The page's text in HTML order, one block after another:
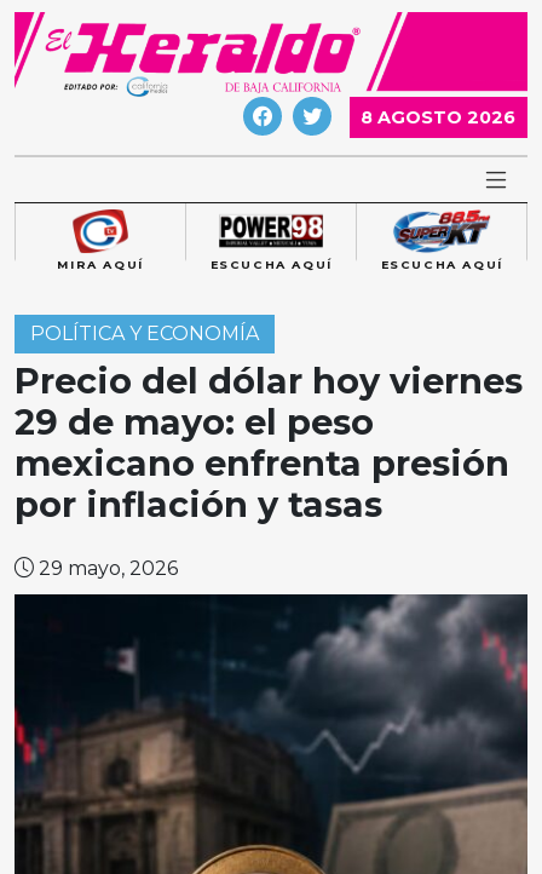
Skip
content
8 AGOSTO 2026
MIRA AQUÍ ESCUCHA AQUÍ ESCUCHA AQUÍ
POLÍTICA Y ECONOMÍA
Precio del dólar hoy viernes
29 de mayo: el peso
mexicano enfrenta presión
por inflación y tasas
29 mayo, 2026